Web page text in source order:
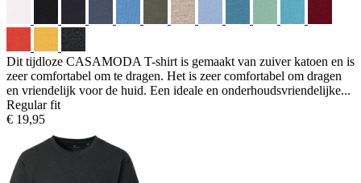
Dit tijdloze CASAMODA T-shirt is gemaakt van zuiver katoen en is
zeer comfortabel om te dragen. Het is zeer comfortabel om dragen
en vriendelijk voor de huid. Een ideale en onderhoudsvriendelijke...
Regular fit
€ 19,95